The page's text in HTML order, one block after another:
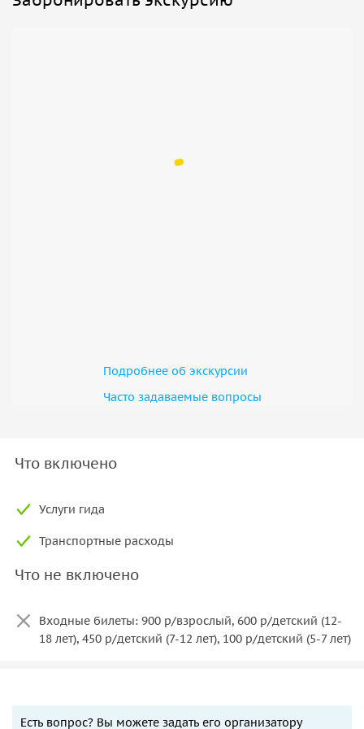
Подробнее об экскурсии
Часто задаваемые вопросы
Что включено
Услуги гида
Транспортные расходы
Что не включено
Входные билеты: 900 р/взрослый, 600 р/детский (12-
18 лет), 450 р/детский (7-12 лет), 100 р/детский (5-7 лет)
Есть вопрос? Вы можете задать его организатору